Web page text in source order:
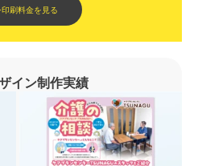
刷料金を見る
イン制作実績